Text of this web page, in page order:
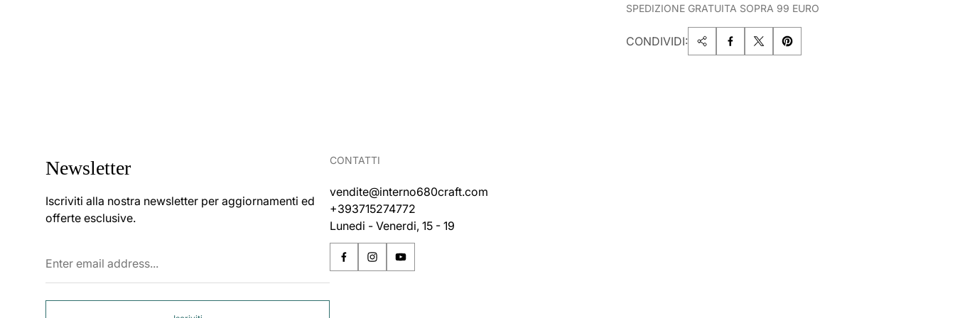
SPEDIZIONE GRATUITA SOPRA 99 EURO
CONDIVIDI:
Newsletter
Iscriviti alla nostra newsletter per aggiornamenti ed
offerte esclusive.
email
CONTATTI
vendite@interno680craft.com
+393715274772
Lunedi - Venerdi, 15 - 19